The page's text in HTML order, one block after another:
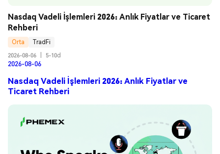
Nasdaq Vadeli İşlemleri 2026: Anlık Fiyatlar ve Ticaret
Rehberi
Orta
TradFi
2026-08-06
5-10d
2026-08-06
Nasdaq Vadeli İşlemleri 2026: Anlık Fiyatlar ve
Ticaret Rehberi